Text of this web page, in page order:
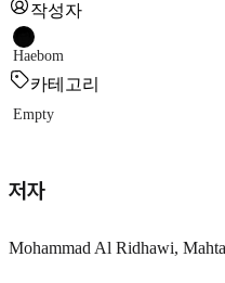
작성자
Haebom
카테고리
Empty
저자
Mohammad Al Ridhawi,